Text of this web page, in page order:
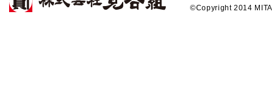
©Copyright 2014